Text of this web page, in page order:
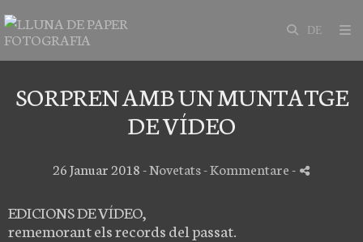
SORPREN AMB UN MUNTATGE
DE VÍDEO
26 Januar 2018 -Novetats- Kommentare-
EDICIONS DE VÍDEO,
rememorant els records del passat.